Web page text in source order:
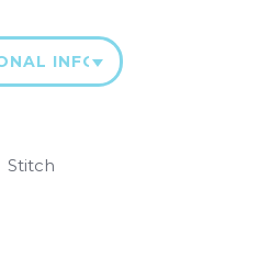
INFORMATION
Stitch